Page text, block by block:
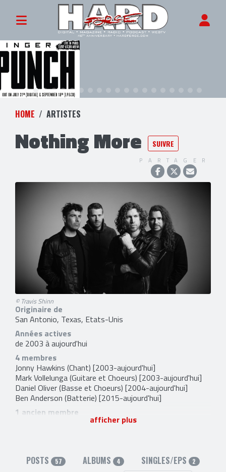
HOME ARTISTES
Nothing More SUIVRE
PARTAGER
© Travis Shinn
Originaire de
San Antonio, Texas, Etats-Unis
Années actives
de 2003 à aujourd'hui
4 membres
Jonny Hawkins (Chant) [2003-aujourd'hui]
Mark Vollelunga(Guitare et Choeurs) [2003-aujourd'hui]
Daniel Oliver(Basse et Choeurs) [2004-aujourd'hui]
Ben Anderson (Batterie) [2015-aujourd'hui]
1 ancien membre
(Batterie) [2011-2015]
afficher plus
POSTS 57 ALBUMS 4 SINGLES/EPS 2